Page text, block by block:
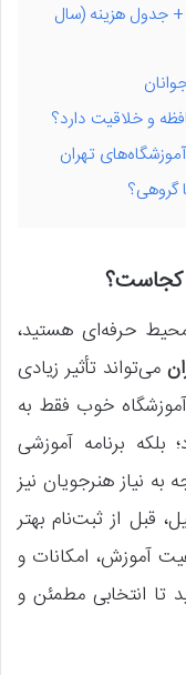
+ جدول هزینه (سال
و خلاقیت دارد؟
تهران
گروهی؟
کجاست؟
حرفه‌ای هستید،
می‌تواند تأثیر زیادی
خوب فقط به
بلکه برنامه آموزشی
نیاز هنرجویان نیز
قبل از ثبت‌نام بهتر
آموزش، امکانات و
تا انتخابی مطمئن و